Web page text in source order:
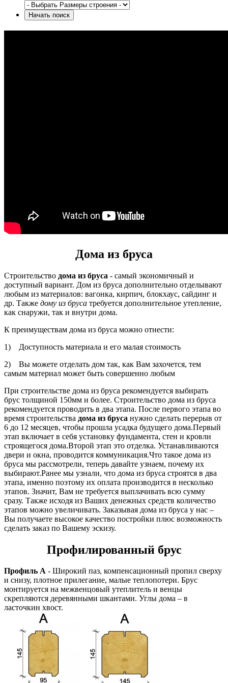
Дома из бруса
Строительство дома из бруса - самый экономичный и
доступный вариант. Дом из бруса дополнительно отделывают
любым из материалов: вагонка, кирпич, блокхаус, сайдинг и
др. Также дому из бруса требуется дополнительное утепление,
как снаружи, так и внутри дома.
К преимуществам дома из бруса можно отнести:
1) Доступность материала и его малая стоимость
2) Вы можете отделать дом так, как Вам захочется, тем
самым материал может быть совершенно любым
При строительстве дома из бруса рекомендуется выбирать
брус толщиной 150мм и более. Строительство дома из бруса
рекомендуется проводить в два этапа. После первого этапа во
время строительства дома из бруса нужно сделать перерыв от
6 до 12 месяцев, чтобы прошла усадка будущего дома.Первый
этап включает в себя установку фундамента, стен и кровли
строящегося дома.Второй этап это отделка. Устанавливаются
двери и окна, проводится коммуникация.Что такое дома из
бруса мы рассмотрели, теперь давайте узнаем, почему их
выбирают.Ранее мы узнали, что дома из бруса строятся в два
этапа, именно поэтому их оплата производится в несколько
этапов. Значит, Вам не требуется выплачивать всю сумму
сразу. Также исходя из Ваших денежных средств количество
этапов можно увеличивать. Заказывая дома из бруса у нас –
Вы получаете высокое качество постройки плюс возможность
сделать заказ по Вашему эскизу.
Профилированный брус
Профиль А - Широкий паз, компенсационный пропил сверху
и снизу, плотное прилегание, малые теплопотери. Брус
монтируется на межвенцовый утеплитель и венцы
скрепляются деревянными шкантами. Углы дома – в
ласточкин хвост.